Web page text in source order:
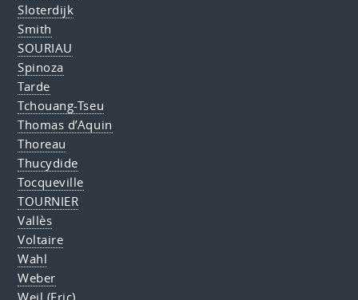
Sloterdijk
Smith
SOURIAU
Spinoza
Tarde
Tchouang-Tseu
Thomas d’Aquin
Thoreau
Thucydide
Tocqueville
TOURNIER
Vallès
Voltaire
Wahl
Weber